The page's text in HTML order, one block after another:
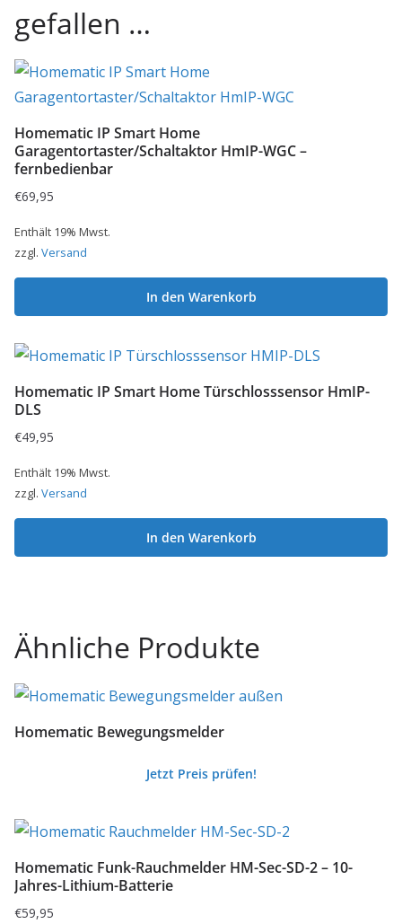
gefallen …
Homematic IP Smart Home
Garagentortaster/Schaltaktor HmIP-WGC –
fernbedienbar
€69,95
Enthält 19% Mwst.
zzgl. Versand
In den Warenkorb
Homematic IP Smart Home Türschlosssensor HmIP-
DLS
€49,95
Enthält 19% Mwst.
zzgl. Versand
In den Warenkorb
Ähnliche Produkte
Homematic Bewegungsmelder
Jetzt Preis prüfen!
Homematic Funk-Rauchmelder HM-Sec-SD-2 – 10-
Jahres-Lithium-Batterie
€59,95